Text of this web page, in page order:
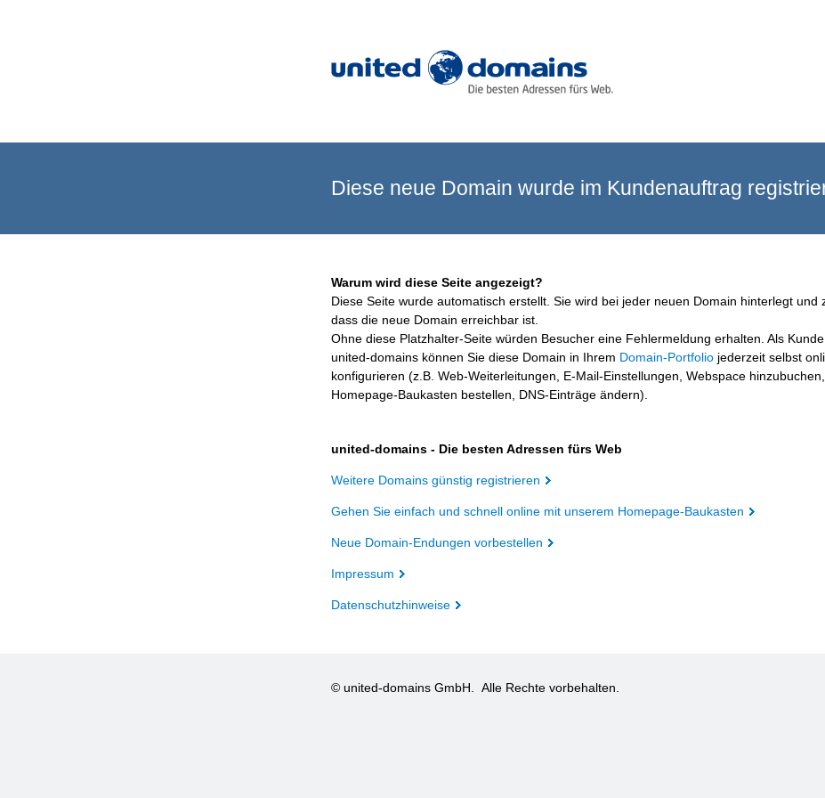
Diese neue Domain wurde im Kundenauftrag
Warum wird diese Seite angezeigt?
Diese Seite wurde automatisch erstellt. Sie wird bei jeder neuen Domain hinterlegt und
dass die neue Domain erreichbar ist.
Ohne diese Platzhalter-Seite würden Besucher eine Fehlermeldung erhalten. Als
united-domains können Sie diese Domain in Ihrem Domain-Portfolio jederzeit selbst
konfigurieren (z.B. Web-Weiterleitungen, E-Mail-Einstellungen, Webspace hinzubuchen,
Homepage-Baukasten bestellen, DNS-Einträge ändern).
united-domains - Die besten Adressen fürs Web
Weitere Domains günstig registrieren
Gehen Sie einfach und schnell online mit unserem Homepage-Baukasten
Neue Domain-Endungen vorbestellen
Impressum
Datenschutzhinweise
© united-domains GmbH. Alle Rechte vorbehalten.